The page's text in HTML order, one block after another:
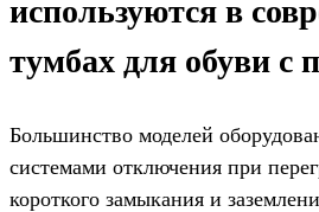
используются в
тумбах для обуви с
Большинство моделей
системами отключения при
короткого замыкания и